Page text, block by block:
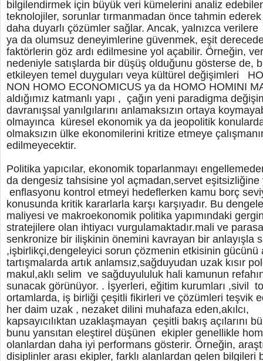
bilgilendirmek için büyük veri kümelerini analiz
teknolojiler, sorunlar tırmanmadan önce tahmin ederek
daha duyarlı çözümler sağlar. Ancak, yalnızca
ya da olumsuz deneyimlerine güvenmek, eşit
faktörlerin göz ardı edilmesine yol açabilir. Örneğin,
nedeniyle satışlarda bir düşüş olduğunu gösterse de,
etkileyen temel duyguları veya kültürel değişimleri
NON HOMO ECONOMICUS ya da HOMO HOMINI
aldığımız katmanlı yapı , çağın yeni paradigma
davranışsal yanılgılarını anlamaksızın ortaya
olmayınca küresel ekonomik ya da jeopolitik
olmaksızın ülke ekonomilerini kritize etmeye
edilmeyecektir.
Politika yapıcılar, ekonomik toparlanmayı
da dengesiz tahsisine yol açmadan,servet
enflasyonu kontrol etmeyi hedeflerken kamu borç
konusunda kritik kararlarla karşı karşıyadır. Bu
maliyesi ve makroekonomik politika yapımındaki
stratejilere olan ihtiyacı vurgulamaktadır.mali ve
senkronize bir ilişkinin önemini kavrayan bir anlayışla
,işbirlikçi,dengeleyici sorun çözmenin etkisinin gücünü
tartışmalarda artık anlamsız,sağduyudan uzak kısır
makul,aklı selim ve sağduyululuk hali kamunun
sunacak görünüyor. . İşyerleri, eğitim kurumları ,sivil
ortamlarda, iş birliği çeşitli fikirleri ve çözümleri teşvik
her daim uzak , nezaket dilini muhafaza eden,akılcı,
kapsayıcılıktan uzaklaşmayan çeşitli bakış açılarını
bunu yansıtan eleştirel düşünen ekipler genellikle
olanlardan daha iyi performans gösterir. Örneğin,
disiplinler arası ekipler, farklı alanlardan gelen bilgileri